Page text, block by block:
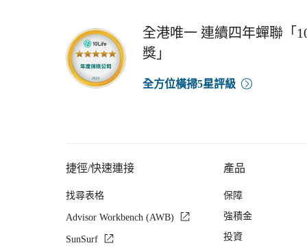
全港唯一 連續四年蟬聯「
獎」
全方位橫掃5星評級
捷徑/快速連接
找尋表格
Advisor Workbench (AWB)
SunSurf
產品
保障
強積金
投資